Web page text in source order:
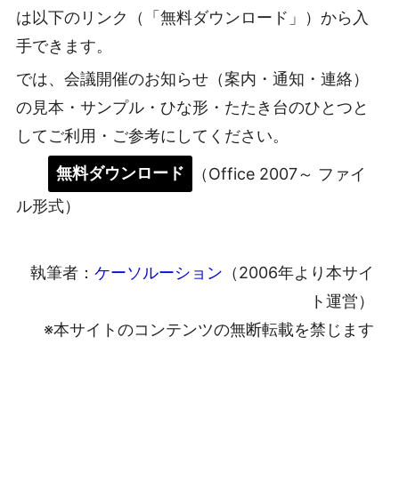
は以下のリンク（「無料ダウンロード」）から入
手できます。
では、会議開催のお知らせ（案内・通知・連絡）
の見本・サンプル・ひな形・たたき台のひとつと
してご利用・ご参考にしてください。
無料ダウンロード
（Office 2007～ ファイ
ル形式）
執筆者： ケーソルーション （2006年より本サイ
ト運営）
※本サイトのコンテンツの無断転載を禁じます